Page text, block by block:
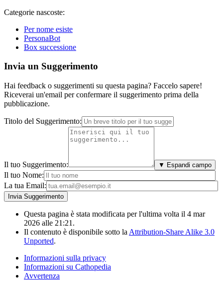
Categorie nascoste:
Per nome esiste
PersonaBot
Box successione
Invia un Suggerimento
Hai feedback o suggerimenti su questa pagina? Faccelo sapere!
Riceverai un'email per confermare il suggerimento prima della
pubblicazione.
Titolo del Suggerimento:
Il tuo Suggerimento: ▼ Espandi campo
Il tuo Nome:
La tua Email:
Questa pagina è stata modificata per l'ultima volta il 4 mar
2026 alle 21:21.
Il contenuto è disponibile sotto la Attribution-Share Alike 3.0
Unported.
Informazioni sulla privacy
Informazioni su Cathopedia
Avvertenza